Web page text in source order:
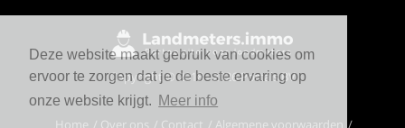
Deze website maakt gebruik van cookies om
ervoor te zorgen dat je de beste ervaring op
onze website krijgt. Meer info
Copyright © 2018 - 2026 Portals BV
Home Over ons Contact Algemene voorwaarden